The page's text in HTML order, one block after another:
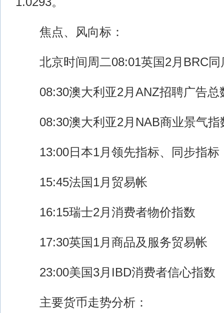
焦点、风向标：
北京时间周二08:01英国2月BRC同
08:30澳大利亚2月ANZ招聘广告总
08:30澳大利亚2月NAB商业景气指
13:00日本1月领先指标、同步指标
15:45法国1月贸易帐
16:15瑞士2月消费者物价指数
17:30英国1月商品及服务贸易帐
23:00美国3月IBD消费者信心指数
主要货币走势分析：